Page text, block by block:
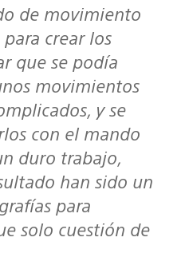
de movimiento
crear los
que se podía
movimientos
y se
con el mando
duro trabajo,
han sido un
para
solo cuestión de